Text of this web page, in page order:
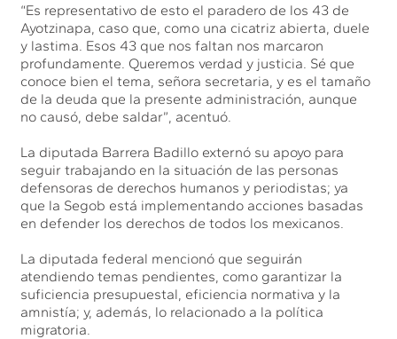
“Es representativo de esto el paradero de los 43 de
Ayotzinapa, caso que, como una cicatriz abierta, duele
y lastima. Esos 43 que nos faltan nos marcaron
profundamente. Queremos verdad y justicia. Sé que
conoce bien el tema, señora secretaria, y es el tamaño
de la deuda que la presente administración, aunque
no causó, debe saldar”, acentuó.
La diputada Barrera Badillo externó su apoyo para
seguir trabajando en la situación de las personas
defensoras de derechos humanos y periodistas; ya
que la Segob está implementando acciones basadas
en defender los derechos de todos los mexicanos.
La diputada federal mencionó que seguirán
atendiendo temas pendientes, como garantizar la
suficiencia presupuestal, eficiencia normativa y la
amnistía; y, además, lo relacionado a la política
migratoria.